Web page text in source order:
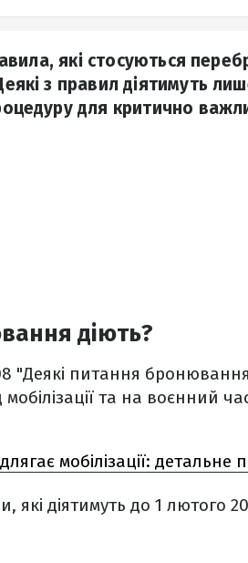
які стосуються
з правил діятимуть
для критично
діють?
"Деякі питання бронювання
мобілізації та на воєнний
мобілізації: детальне
які діятимуть до 1 лютого